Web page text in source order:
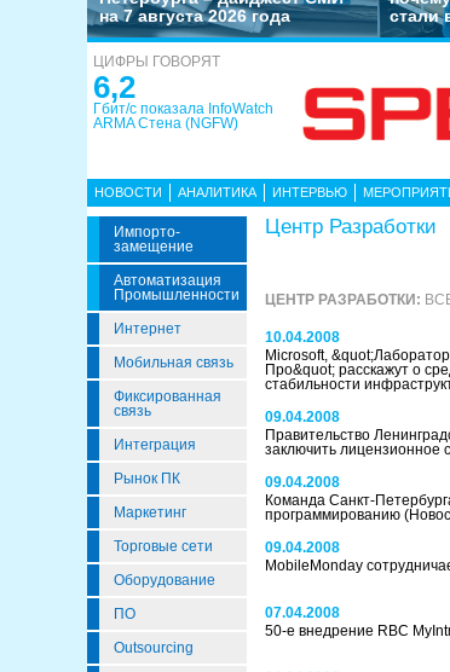
на 7 августа 2026 года
стали
ЦИФРЫ ГОВОРЯТ
6,2
Гбит/с показала InfoWatch
ARMA Стена (NGFW)
НОВОСТИ АНАЛИТИКА ИНТЕРВЬЮ
Импорто­
Замещение
Автоматизация
Промышленности
Интернет
Мобильная связь
Фиксированная
связь
Интеграция
Рынок ПК
Маркетинг
Торговые сети
Оборудование
ПО
Outsourcing
Центр Разработки
ЦЕНТР РАЗРАБОТКИ:
10.04.2008
Microsoft,
Про&quot; расскажут о
стабильности
09.04.2008
Правительство
заключить лицензионное
09.04.2008
Команда Санкт-
программированию
09.04.2008
MobileMonday
07.04.2008
50-е внедрение RBC